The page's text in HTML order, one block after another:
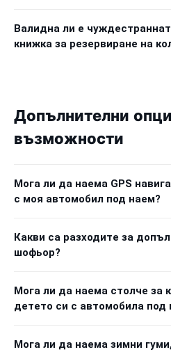
Валидна ли е
книжка за резервиране на
Допълнителни
възможности
Мога ли да наема GPS
с моя автомобил под наем?
Какви са разходите за
шофьор?
Мога ли да наема столче за
детето си с автомобила под
Мога ли да наема зимни